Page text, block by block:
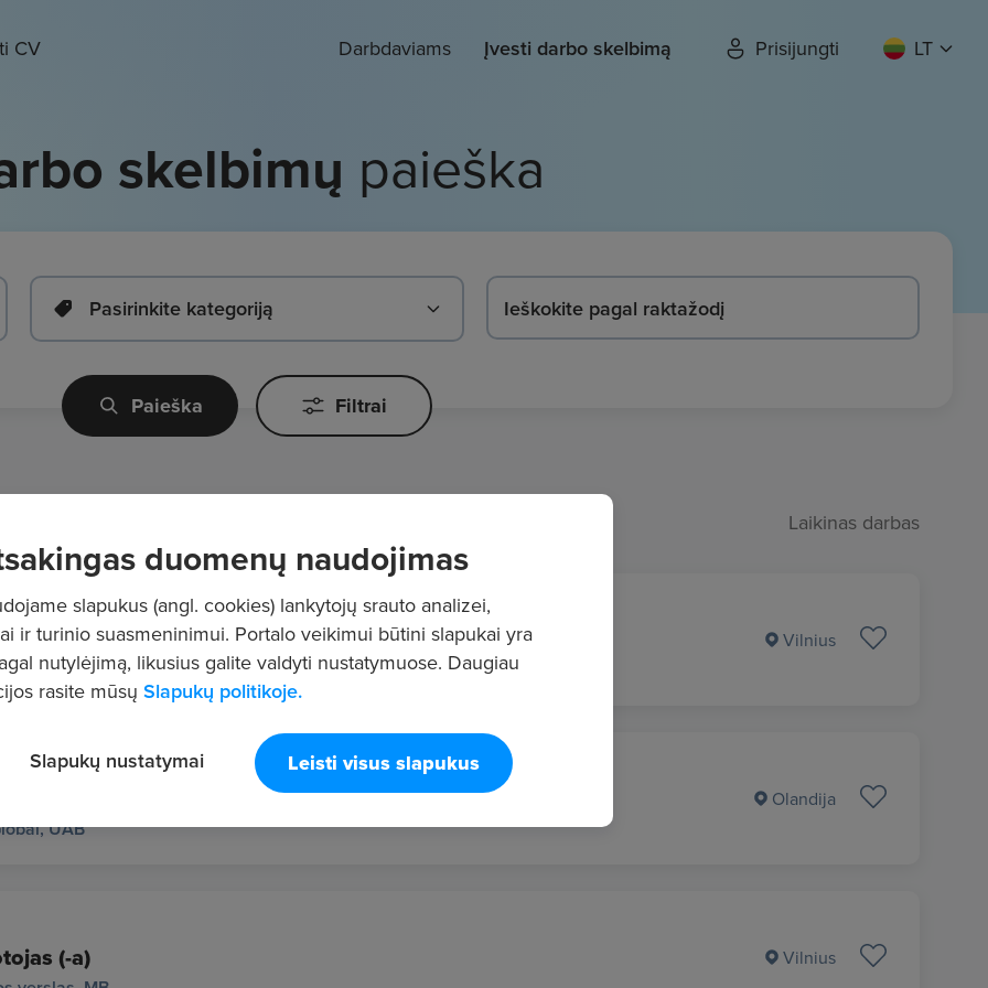
CV Darbdaviams Įvesti darbo skelbimą Prisijungti LT
skelbimų paieška
Pasirinkite kategoriją
Paieška Filtrai
Laikinas darbas
Džiazas
Vilnius
UAB
Olandija
(-a) Vilnius
duomenų naudojimas
slapukus (angl. cookies) lankytojų srauto analizei,
ir turinio suasmeninimui. Portalo veikimui būtini slapukai yra
nutylėjimą, likusius galite valdyti nustatymuose. Daugiau
rasite mūsų Slapukų politikoje.
Leisti visus slapukus
Slapukų nustatymai